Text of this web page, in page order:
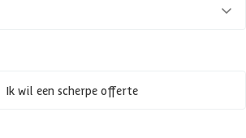
Ik wil een scherpe offerte